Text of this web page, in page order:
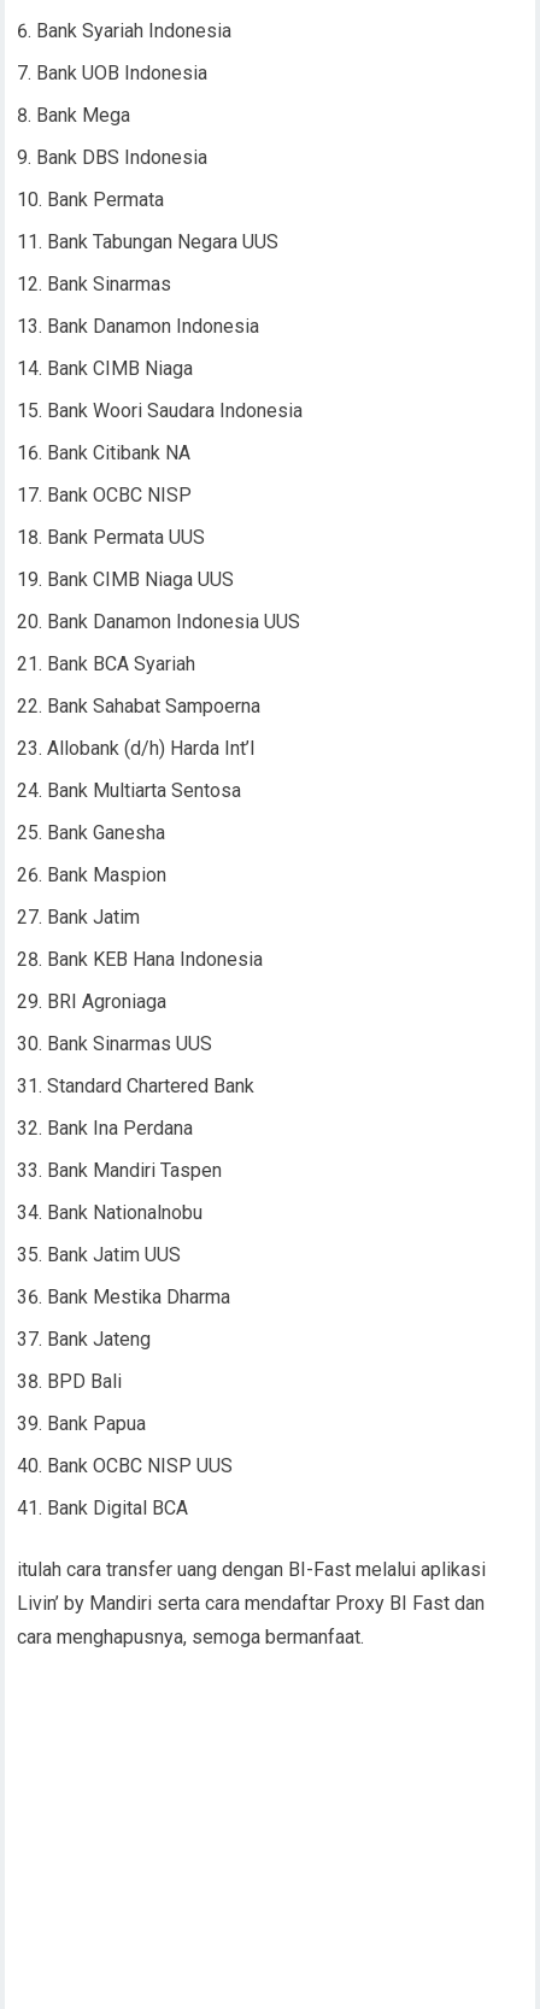
Bank Syariah Indonesia
Bank UOB Indonesia
Bank Mega
Bank DBS Indonesia
Bank Permata
Bank Tabungan Negara UUS
Bank Sinarmas
Bank Danamon Indonesia
Bank CIMB Niaga
Bank Woori Saudara Indonesia
Bank Citibank NA
Bank OCBC NISP
Bank Permata UUS
Bank CIMB Niaga UUS
Bank Danamon Indonesia UUS
Bank BCA Syariah
Bank Sahabat Sampoerna
Allobank (d/h) Harda Int’l
Bank Multiarta Sentosa
Bank Ganesha
Bank Maspion
Bank Jatim
Bank KEB Hana Indonesia
BRI Agroniaga
Bank Sinarmas UUS
Standard Chartered Bank
Bank Ina Perdana
Bank Mandiri Taspen
Bank Nationalnobu
Bank Jatim UUS
Bank Mestika Dharma
Bank Jateng
BPD Bali
Bank Papua
Bank OCBC NISP UUS
Bank Digital BCA
itulah cara transfer uang dengan BI-Fast melalui aplikasi
Livin’ by Mandiri serta cara mendaftar Proxy BI Fast dan
cara menghapusnya, semoga bermanfaat.